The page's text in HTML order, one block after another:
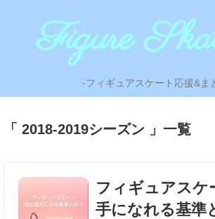
-フィギュアスケート応援&ま
「 2018-2019シーズン 」一覧
フィギュアスケ
手になれる基準